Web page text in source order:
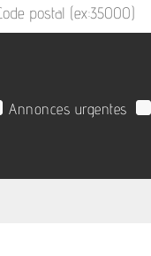
Annonces urgentes